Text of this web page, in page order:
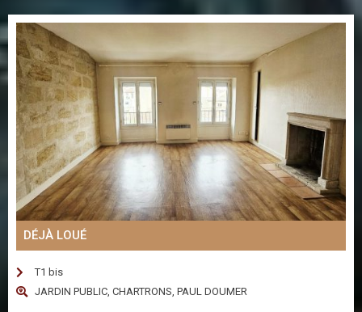
DÉJÀ LOUÉ
T1 bis
JARDIN PUBLIC, CHARTRONS, PAUL DOUMER